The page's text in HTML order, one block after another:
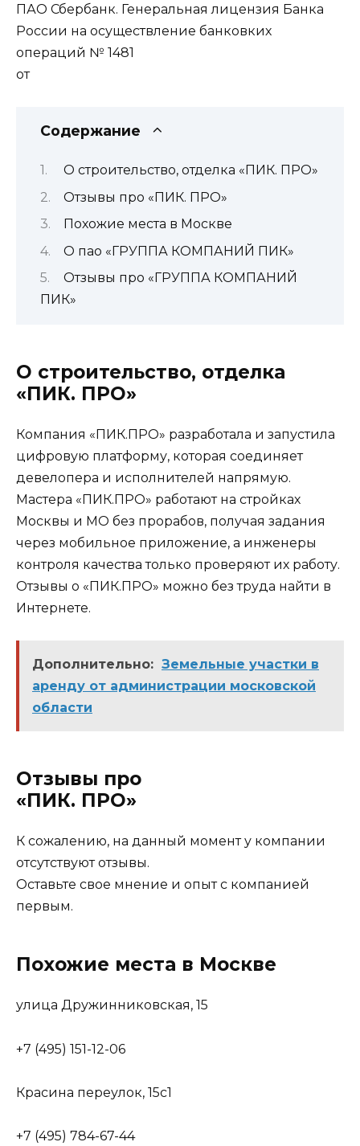
ПАО Сбербанк. Генеральная лицензия Банка
России на осуществление банковких
операций № 1481
от
Содержание
О строительство, отделка «ПИК. ПРО»
Отзывы про «ПИК. ПРО»
Похожие места в Москве
О пао «ГРУППА КОМПАНИЙ ПИК»
Отзывы про «ГРУППА КОМПАНИЙ
ПИК»
О строительство, отделка
«ПИК. ПРО»
Компания «ПИК.ПРО» разработала и запустила
цифровую платформу, которая соединяет
девелопера и исполнителей напрямую.
Мастера «ПИК.ПРО» работают на стройках
Москвы и МО без прорабов, получая задания
через мобильное приложение, а инженеры
контроля качества только проверяют их работу.
Отзывы о «ПИК.ПРО» можно без труда найти в
Интернете.
Дополнительно: Земельные участки в
аренду от администрации московской
области
Отзывы про
«ПИК. ПРО»
К сожалению, на данный момент у компании
отсутствуют отзывы.
Оставьте свое мнение и опыт с компанией
первым.
Похожие места в Москве
улица Дружинниковская, 15
+7 (495) 151-12-06
Красина переулок, 15с1
+7 (495) 784-67-44